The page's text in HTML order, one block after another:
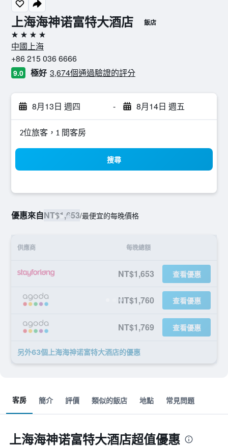
上海海神诺富特大酒店 飯店
4星級
中國上海
+86 215 036 6666
9.0 極好 3,674個通過驗證的評分
8月13日 週四 - 8月14日 週五
2位旅客，1 間客房
搜尋
優惠來自NT$1,653/最便宜的每晚價格
供應商 每晚總額
NT$1,653 查看優惠
NT$1,760 查看優惠
NT$1,769 查看優惠
另外63個上海海神诺富特大酒店​的優惠
客房 簡介 評價 類似的飯店 地點 常見問題
上海海神诺富特大酒店超值優惠